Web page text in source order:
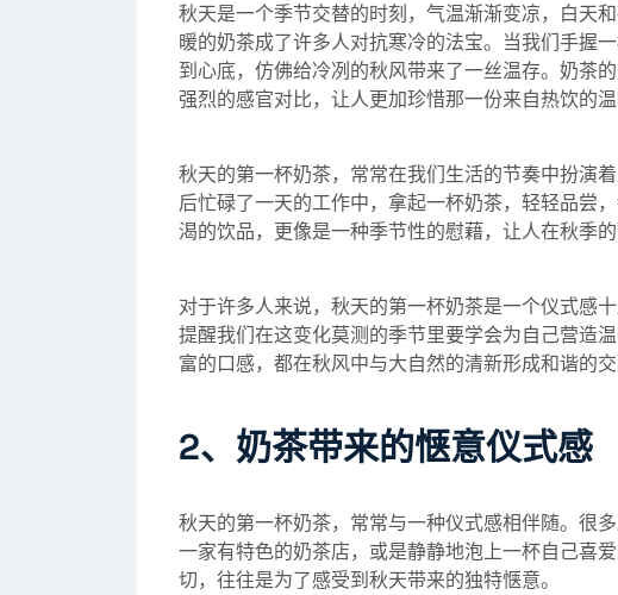
秋天是一个季节交替的时刻，气温渐渐变凉，白天
暖的奶茶成了许多人对抗寒冷的法宝。当我们手握
到心底，仿佛给冷冽的秋风带来了一丝温存。奶茶
强烈的感官对比，让人更加珍惜那一份来自热饮的温
秋天的第一杯奶茶，常常在我们生活的节奏中扮演
后忙碌了一天的工作中，拿起一杯奶茶，轻轻品尝
渴的饮品，更像是一种季节性的慰藉，让人在秋季
对于许多人来说，秋天的第一杯奶茶是一个仪式感
提醒我们在这变化莫测的季节里要学会为自己营造
富的口感，都在秋风中与大自然的清新形成和谐的
2、奶茶带来的惬意仪式感
秋天的第一杯奶茶，常常与一种仪式感相伴随。很
一家有特色的奶茶店，或是静静地泡上一杯自己喜
切，往往是为了感受到秋天带来的独特惬意。